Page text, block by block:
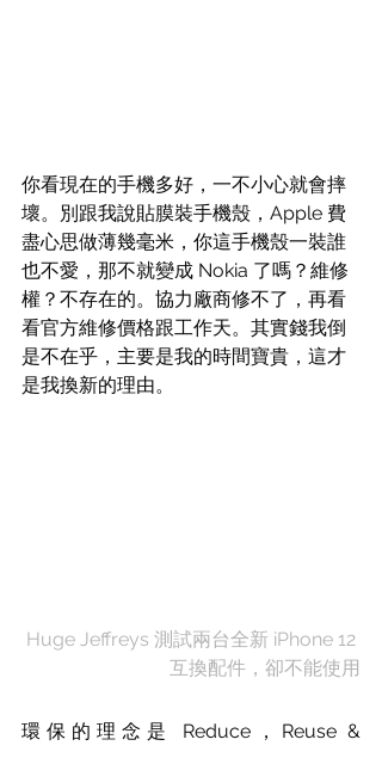
你看現在的手機多好，一不小心就會摔
壞。別跟我說貼膜裝手機殼，Apple 費
盡心思做薄幾毫米，你這手機殼一裝誰
也不愛，那不就變成 Nokia 了嗎？維修
權？不存在的。協力廠商修不了，再看
看官方維修價格跟工作天。其實錢我倒
是不在乎，主要是我的時間寶貴，這才
是我換新的理由。
Huge Jeffreys 測試兩台全新 iPhone 12
互換配件，卻不能使用
環保的理念是 Reduce，Reuse &